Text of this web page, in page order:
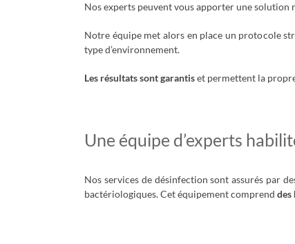
Nos experts peuvent vous apporter une solution
Notre équipe met alors en place un protocole
type d’environnement.
Les résultats sont garantiset permettent la
Une équipe d’experts
Nos services de désinfection sont assurés par
bactériologiques. Cet équipement comprend des